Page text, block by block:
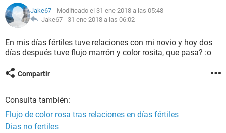
NUTRICIÓN
SEXUALIDAD
Jake67 - Modificado el 31 ene 2018 a las 05:48
Jake67 - 31 ene 2018 a las 06:02
En mis días fértiles tuve relaciones con mi novio y hoy dos
días después tuve flujo marrón y color rosita, que pasa? :o
Compartir
Consulta también:
Flujo de color rosa tras relaciones en días fértiles
Dias no fertiles